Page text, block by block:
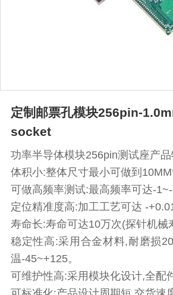
定制邮票孔模块256pin-
socket
功率半导体模块256pin测试座产
体积小:整体尺寸最小可做到
可做高频率测试:最高频率可达-
定位精准度高:加工工艺可达 -
寿命长:寿命可达10万次(探针机械
稳定性高:采用合金材料,耐磨损
温-45~+125。
可维护性高:采用模块化设计,全配